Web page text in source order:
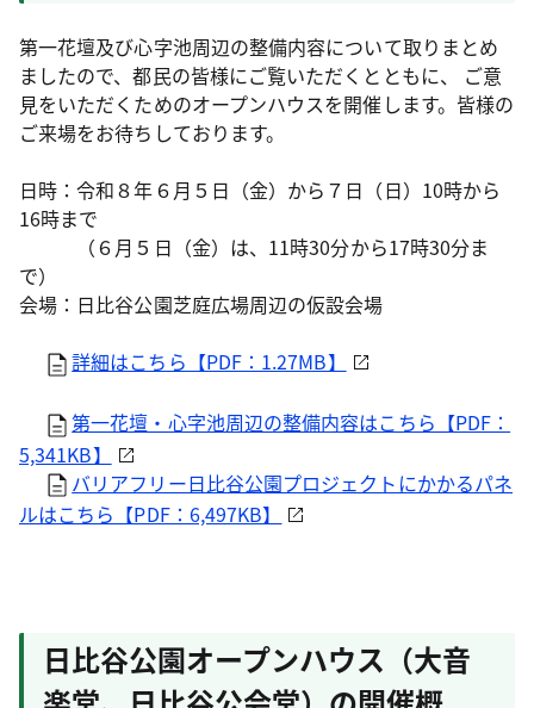
第一花壇及び心字池周辺の整備内容について取りまとめ
ましたので、都民の皆様にご覧いただくとともに、 ご意
見をいただくためのオープンハウスを開催します。皆様の
ご来場をお待ちしております。
日時：令和８年６月５日（金）から７日（日）10時から
16時まで
（６月５日（金）は、11時30分から17時30分ま
で）
会場：日比谷公園芝庭広場周辺の仮設会場
詳細はこちら【PDF：1.27MB】
第一花壇・心字池周辺の整備内容はこちら【PDF：
5,341KB】
バリアフリー日比谷公園プロジェクトにかかるパネ
ルはこちら【PDF：6,497KB】
日比谷公園オープンハウス（大音